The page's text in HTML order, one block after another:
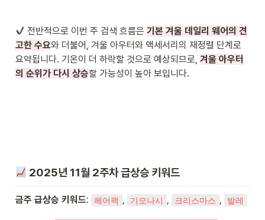
전반적으로 이번 주 검색 흐름은 기본 겨울 데일리 웨어의 견
고한 수요와 더불어, 겨울 아우터와 액세서리의 재정렬 단계로
요약됩니다. 기온이 더 하락할 것으로 예상되므로, 겨울 아우터
의 순위가 다시 상승할 가능성이 높아 보입니다.
2025년 11월 2주차 급상승 키워드
금주 급상승 키워드: 헤어팩 , 기모나시 , 크리스마스 , 발레